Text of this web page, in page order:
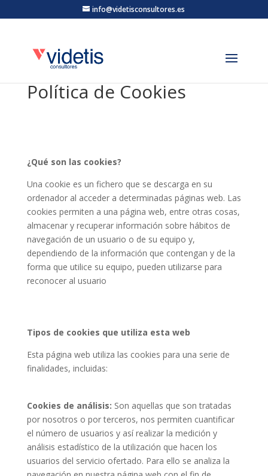
info@videtisconsultores.es
Política de Cookies
¿Qué son las cookies?
Una cookie es un fichero que se descarga en su
ordenador al acceder a determinadas páginas web. Las
cookies permiten a una página web, entre otras cosas,
almacenar y recuperar información sobre hábitos de
navegación de un usuario o de su equipo y,
dependiendo de la información que contengan y de la
forma que utilice su equipo, pueden utilizarse para
reconocer al usuario
Tipos de cookies que utiliza esta web
Esta página web utiliza las cookies para una serie de
finalidades, incluidas:
Cookies de análisis: Son aquellas que son tratadas
por nosotros o por terceros, nos permiten cuantificar
el número de usuarios y así realizar la medición y
análisis estadístico de la utilización que hacen los
usuarios del servicio ofertado. Para ello se analiza la